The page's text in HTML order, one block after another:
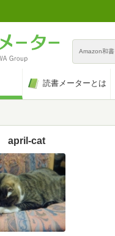
Amazon和書
読書メーターとは
april-cat